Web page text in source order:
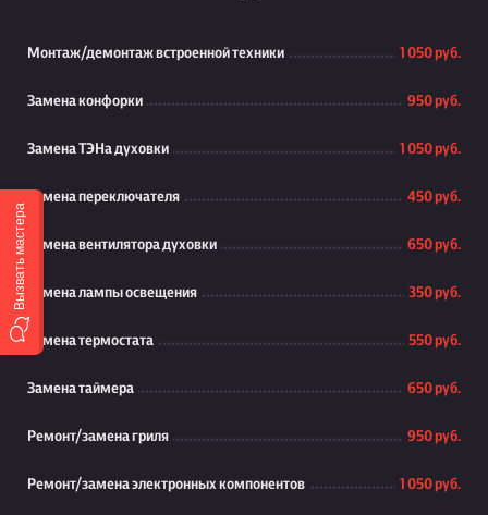
Монтаж/демонтаж встроенной техники 1 050 руб.
Замена конфорки 950 руб.
Замена ТЭНа духовки 1 050 руб.
Замена переключателя 450 руб.
Замена вентилятора духовки 650 руб.
Замена лампы освещения 350 руб.
Замена термостата 550 руб.
Замена таймера 650 руб.
Ремонт/замена гриля 950 руб.
Ремонт/замена электронных компонентов 1 050 руб.
Вызвать мастера